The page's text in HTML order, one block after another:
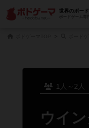
世界のボー
ボードゲーム専
1人～2人
ウイ